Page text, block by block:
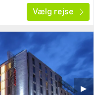
Vælg rejse
▶︎